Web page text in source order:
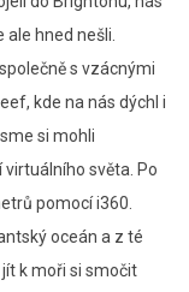
hned nešli.
s vzácnými
kde na nás dýchl i
si mohli
světa. Po
pomocí i360.
oceán a z té
k moři si smočit